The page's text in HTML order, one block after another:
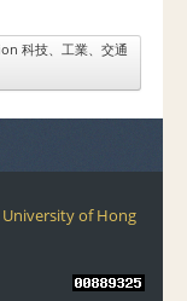
科技、工業、交通
of Hong